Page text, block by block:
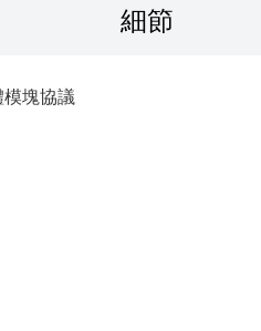
細節
塊協議